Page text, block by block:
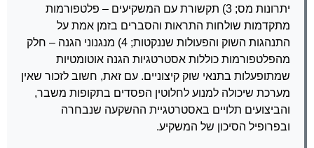
יתרונות מס; 3) תקשורת עם המשקיעים – פלטפורמות
מתקדמות שולחות התראות והסברים בזמן אמת על
התנהגות השוק והפעולות שננקטות; 4) מנגנוני הגנה – חלק
מהפלטפורמות כוללות אסטרטגיות הגנה אוטומטיות
שמתופעלות בתנאי שוק קיצוניים. עם זאת, חשוב לזכור שאין
מערכת שיכולה למנוע לחלוטין הפסדים בתקופות משבר,
והביצועים תלויים באסטרטגיית ההשקעה שנבחרה
ובפרופיל הסיכון של המשקיע.